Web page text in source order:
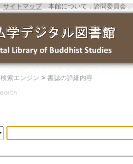
サイトマップ．本館について ． 諮問委員会 ．
検索エンジン > 書誌の詳細内容